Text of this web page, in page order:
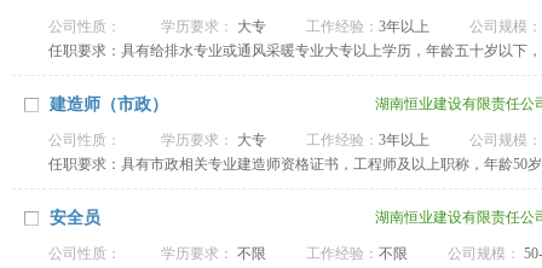
公司性质： 学历要求： 大专 工作经验： 3年以上
公司规模：
任职要求：具有给排水专业或通风采暖专业大专以上学历，年龄五十岁以下
算，注册造价工程师优先，待遇 从优，提供医保社保工伤保险。
建造师（市政） 湖南恒业建设有限责任公
公司性质： 学历要求： 大专 工作经验： 3年以上
公司规模：
任职要求：具有市政相关专业建造师资格证书，工程师及以上职称，年龄50
安全员 湖南恒业建设有限责任公
公司性质： 学历要求： 不限 工作经验： 不限 公司规模：